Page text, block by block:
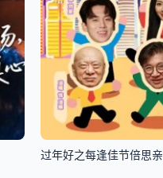
过年好之每逢佳节倍思亲